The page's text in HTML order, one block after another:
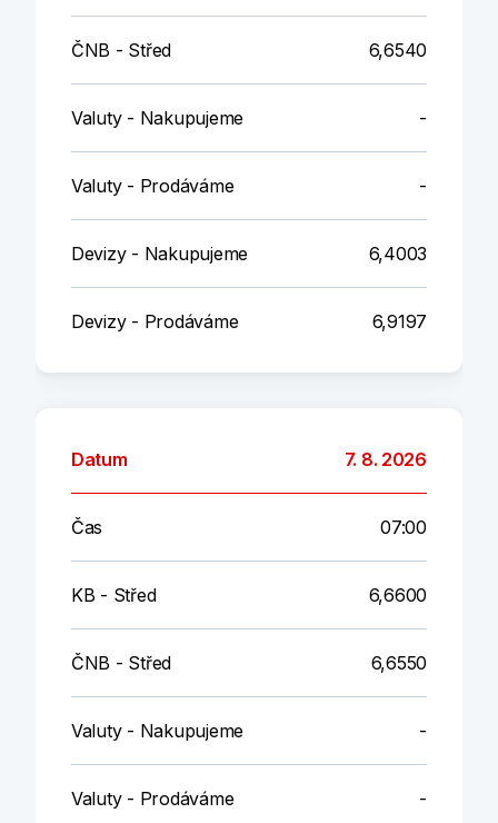
ČNB - Střed 6,6540
Valuty - Nakupujeme -
Valuty - Prodáváme -
Devizy - Nakupujeme 6,4003
Devizy - Prodáváme 6,9197
Datum 7. 8. 2026
Čas 07:00
KB - Střed 6,6600
ČNB - Střed 6,6550
Valuty - Nakupujeme -
Valuty - Prodáváme -